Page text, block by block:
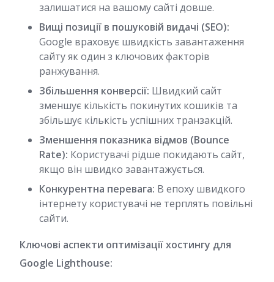
залишатися на вашому сайті довше.
Вищі позиції в пошуковій видачі (SEO):
Google враховує швидкість завантаження
сайту як один з ключових факторів
ранжування.
Збільшення конверсії: Швидкий сайт
зменшує кількість покинутих кошиків та
збільшує кількість успішних транзакцій.
Зменшення показника відмов (Bounce
Rate): Користувачі рідше покидають сайт,
якщо він швидко завантажується.
Конкурентна перевага: В епоху швидкого
інтернету користувачі не терплять повільні
сайти.
Ключові аспекти оптимізації хостингу для
Google Lighthouse: